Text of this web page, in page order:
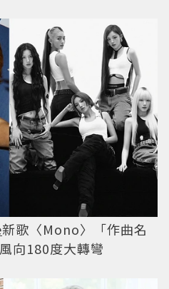
新歌〈Mono〉「作曲名
向180度大轉彎